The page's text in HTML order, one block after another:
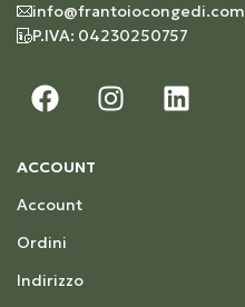
info@frantoiocongedi.com
P.IVA: 04230250757
ACCOUNT
Account
Ordini
Indirizzo